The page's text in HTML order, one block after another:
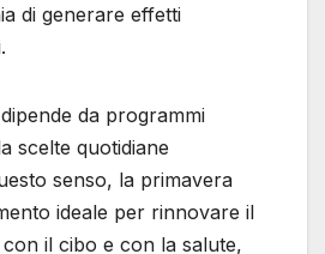
di generare effetti
da programmi
scelte quotidiane
senso, la primavera
ideale per rinnovare il
il cibo e con la salute,